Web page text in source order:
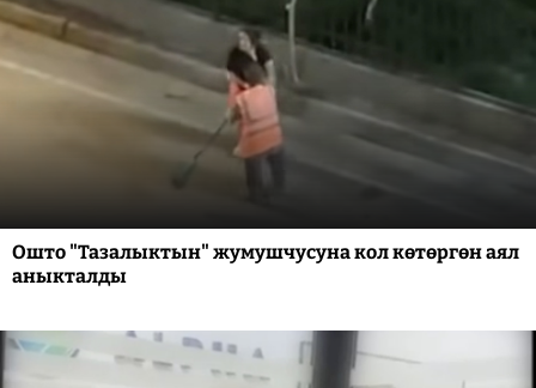
Ошто "Тазалыктын" жумушчусуна кол көтөргөн аял
аныкталды